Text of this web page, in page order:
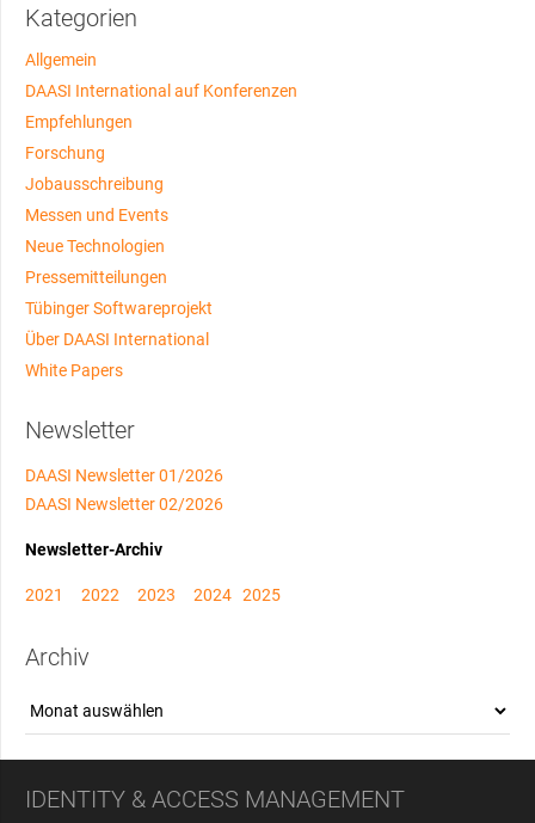
Kategorien
Allgemein
DAASI International auf Konferenzen
Empfehlungen
Forschung
Jobausschreibung
Messen und Events
Neue Technologien
Pressemitteilungen
Tübinger Softwareprojekt
Über DAASI International
White Papers
Newsletter
DAASI Newsletter 01/2026
DAASI Newsletter 02/2026
Newsletter-Archiv
2021 2022 2023 2024 2025
Archiv
Archiv
IDENTITY & ACCESS MANAGEMENT